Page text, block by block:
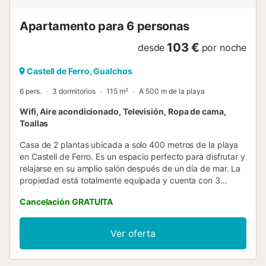
Apartamento para 6 personas
desde 103 € por noche
Castell de Ferro, Gualchos
6 pers. 3 dormitorios 115 m² A 500 m de la playa
Wifi, Aire acondicionado, Televisión, Ropa de cama,
Toallas
Casa de 2 plantas ubicada a solo 400 metros de la playa
en Castell de Ferro. Es un espacio perfecto para disfrutar y
relajarse en su amplio salón después de un día de mar. La
propiedad está totalmente equipada y cuenta con 3
las habitaciones, cocina completa, wifi y calefacción.
Dispone de escaleras interiores que conectan ambas
plantas. Una opción ideal para quienes buscan comodidad
y cercanía al mar en plena Costa Tropical. El espacio Este
encantador alojamiento combina el estilo andaluz con la
Cancelación GRATUITA
Ver oferta